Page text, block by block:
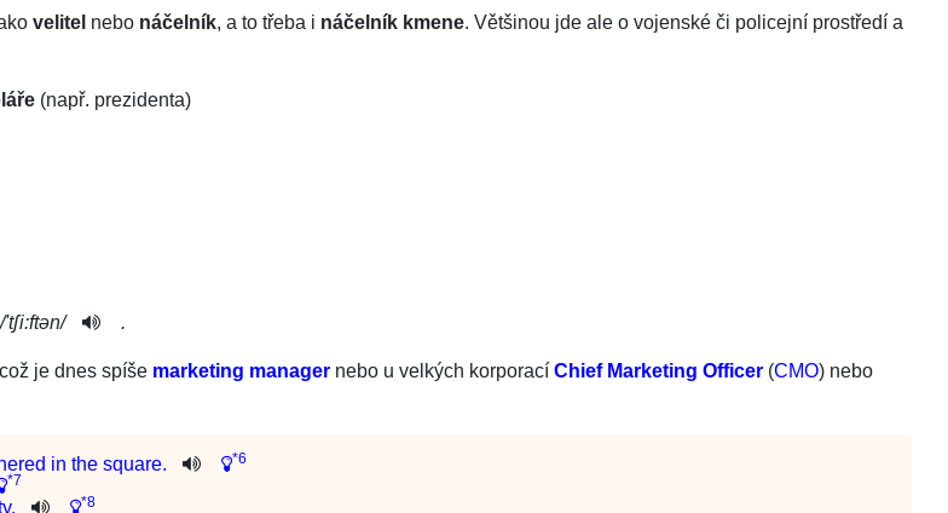
velitel nebo náčelník, a to třeba i náčelník kmene. Většinou jde ale o vojenské či policejní prostředí a
(např. prezidenta)
/'tʃi:ftən­/ .
je dnes spíše marketing manager nebo u velkých korporací Chief Marketing Officer (CMO) nebo
in the square. *6
*7
. *8